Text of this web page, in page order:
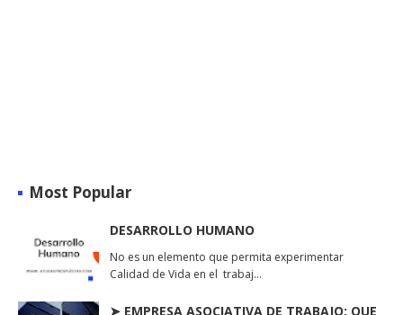
Most Popular
DESARROLLO HUMANO
No es un elemento que permita experimentar
Calidad de Vida en el trabaj…
➤ EMPRESA ASOCIATIVA DE TRABAJO: QUE